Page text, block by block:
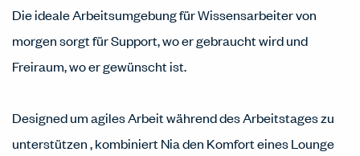
Die ideale Arbeitsumgebung für Wissensarbeiter von
morgen sorgt für Support, wo er gebraucht wird und
Freiraum, wo er gewünscht ist.
Designed um agiles Arbeit während des Arbeitstages zu
unterstützen , kombiniert Nia den Komfort eines Lounge